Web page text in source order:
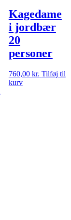
Kagedame
i jordbær
20
personer
760,00 kr. Tilføj til
kurv